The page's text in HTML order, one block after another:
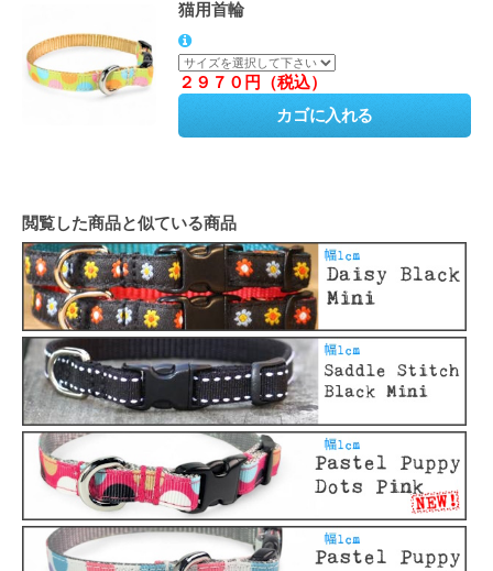
猫用首輪
２９７０円（税込）
閲覧した商品と似ている商品